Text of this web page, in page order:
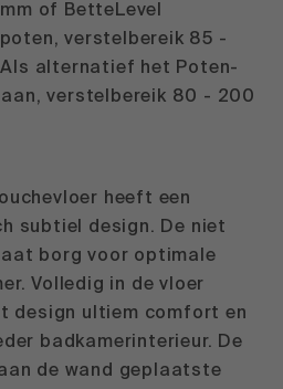
of BetteLevel
verstelbereik 85 -
Als alternatief het Poten-
aan, verstelbereik 80 - 200
heeft een
subtiel design. De niet
borg voor optimale
Volledig in de vloer
design ultiem comfort en
badkamerinterieur. De
de wand geplaatste